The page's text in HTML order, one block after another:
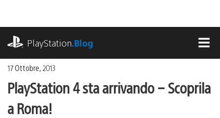
contenuto
PlayStation.Blog
17 Ottobre, 2013
PlayStation 4 sta arrivando – Scoprila
a Roma!